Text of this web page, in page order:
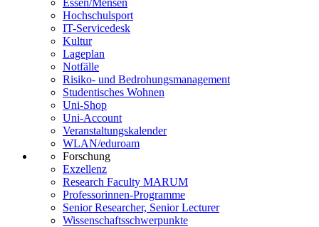
Hochschulsport
IT-Servicedesk
Kultur
Lageplan
Notfälle
Risiko- und Bedrohungsmanagement
Studentisches Wohnen
Uni-Shop
Uni-Account
Veranstaltungskalender
WLAN/eduroam
Forschung
Exzellenz
Research Faculty MARUM
Professorinnen-Programme
Senior Researcher, Senior Lecturer
Wissenschaftsschwerpunkte